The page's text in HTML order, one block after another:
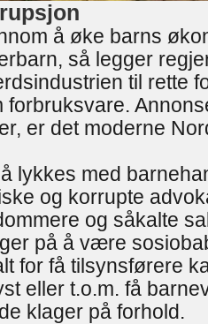
å øke barns
så legger
til rette
forbruksvare.
er det moderne
lykkes med
og korrupte
og såkalte
på å være
for få tilsynsførere
eller t.o.m. få
klager på forhold.